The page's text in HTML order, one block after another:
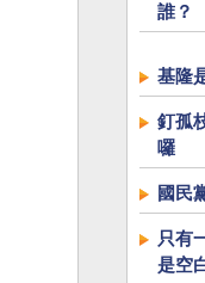
誰？
基隆
釘孤
囉
國民
只有
是空